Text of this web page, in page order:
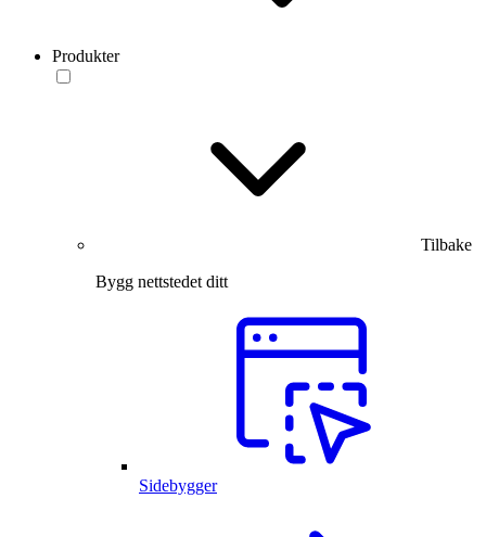
Produkter
Tilbake
Bygg nettstedet ditt
Sidebygger